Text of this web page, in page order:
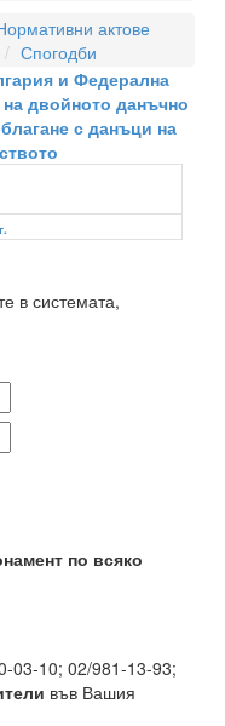
актове
Спогодби
и Федерална
двойното данъчно
с данъци на
в системата,
по всяко
03-10; 02/981-13-93;
във Вашия